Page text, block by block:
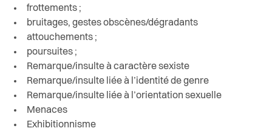
Street Art
Sécurité
S’installer à Vevey
Transport et mobilité
frottements ;
bruitages, gestes obscènes/dégradants
attouchements ;
poursuites ;
Remarque/insulte à caractère sexiste
Remarque/insulte liée à l’identité de genre
Remarque/insulte liée à l’orientation sexuelle
Menaces
Exhibitionnisme